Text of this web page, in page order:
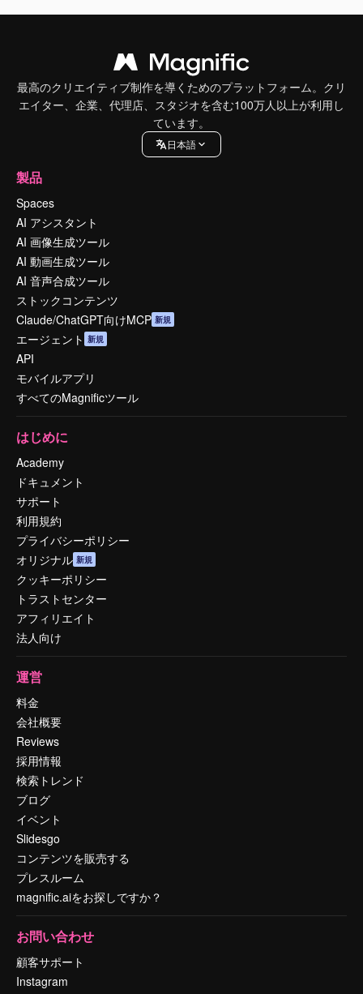
最高のクリエイティブ制作を導くためのプラットフォーム。クリ
エイター、企業、代理店、スタジオを含む100万人以上が利用し
ています。
日本語
製品
Spaces
AI アシスタント
AI 画像生成ツール
AI 動画生成ツール
AI 音声合成ツール
ストックコンテンツ
Claude/ChatGPT向けMCP 新規
エージェント 新規
API
モバイルアプリ
すべてのMagnificツール
はじめに
Academy
ドキュメント
サポート
利用規約
プライバシーポリシー
オリジナル 新規
クッキーポリシー
トラストセンター
アフィリエイト
法人向け
運営
料金
会社概要
Reviews
採用情報
検索トレンド
ブログ
イベント
Slidesgo
コンテンツを販売する
プレスルーム
magnific.aiをお探しですか？
お問い合わせ
顧客サポート
Instagram